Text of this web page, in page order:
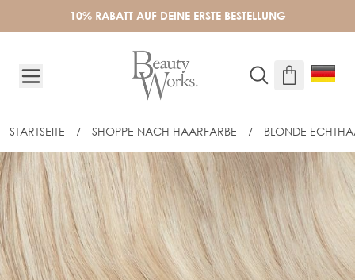
10% RABATT AUF DEINE ERSTE BESTELLUNG
STARTSEITE / SHOPPE NACH HAARFARBE / BLONDE
60CM CELEBRITY CHOICE® STICK